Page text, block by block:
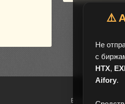
⚠️
Не
с
HTX,
Aifory.
Будни с 08:00 до